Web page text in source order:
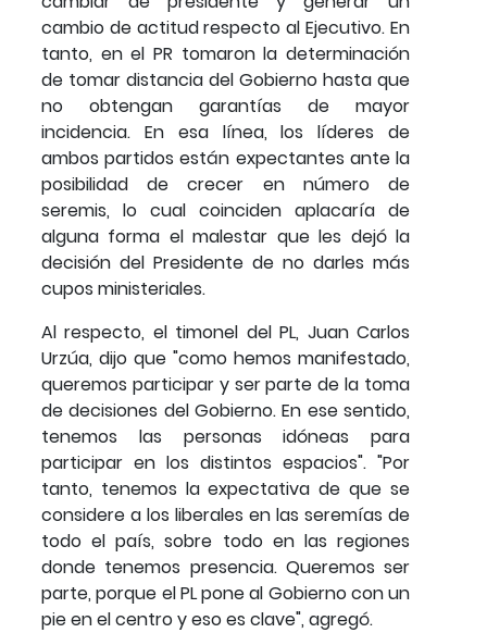
cambio de actitud respecto al Ejecutivo. En
tanto, en el PR tomaron la determinación
de tomar distancia del Gobierno hasta que
no obtengan garantías de mayor
incidencia. En esa línea, los líderes de
ambos partidos están expectantes ante la
posibilidad de crecer en número de
seremis, lo cual coinciden aplacaría de
alguna forma el malestar que les dejó la
decisión del Presidente de no darles más
cupos ministeriales.
Al respecto, el timonel del PL, Juan Carlos
Urzúa, dijo que "como hemos manifestado,
queremos participar y ser parte de la toma
de decisiones del Gobierno. En ese sentido,
tenemos las personas idóneas para
participar en los distintos espacios". "Por
tanto, tenemos la expectativa de que se
considere a los liberales en las seremías de
todo el país, sobre todo en las regiones
donde tenemos presencia. Queremos ser
parte, porque el PL pone al Gobierno con un
pie en el centro y eso es clave", agregó.